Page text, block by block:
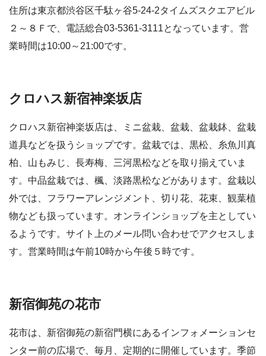
住所は東京都渋谷区千駄ヶ谷5-24-2タイムズスクエアビル
２～８Ｆで、電話総合03-5361-3111となっています。営
業時間は10:00～21:00です。
クロハス新宿神楽坂店
クロハス新宿神楽坂店は、ミニ盆栽、盆栽、盆栽鉢、盆栽
道具などを扱うショップです。盆栽では、黒松、糸魚川真
柏、山もみじ、長寿梅、三河黒松などを取り揃えていま
す。中品盆栽では、楓、淡路黒松などがあります。盆栽以
外では、フラワーアレンジメント、切り花、花束、観葉植
物なども扱っています。オンラインショップを主としてい
るようです。サイト上のメール問い合わせでアクセスしま
す。営業時間は午前10時から午後５時です。
新宿御苑の花市
花市は、新宿御苑の新宿門横にあるインフォメーションセ
ンター前の広場で、毎月、定期的に開催しています。季節